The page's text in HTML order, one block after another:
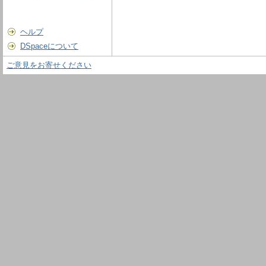
ヘルプ
DSpaceについて
ご意見をお寄せください